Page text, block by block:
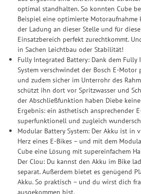
optimal standhalten. So konnten Cube
Beispiel eine optimierte Motoraufnahme
der Ladung an dieser Stelle und für
Einsatzbereich perfekt zurechtkommt.
in Sachen Leichtbau oder Stabilität!
Fully Integrated Battery: Dank dem Fully
System verschwindet der Bosch E-
und zudem sicher im Unterrohr des
schützt ihn dort vor Spritzwasser und
der Abschließfunktion haben Diebe keine
Ergebnis: ein ästhetisch ansprechender
superfunktionell und zugleich
Modular Battery System: Der Akku ist in
Herz eines E-Bikes – und mit dem
Cube eine Lösung mit supereinfachem
Der Clou: Du kannst den Akku im Bike
separat. Außerdem bietet es genügend
Akku. So praktisch – und du wirst dich
ausgekommen bist.